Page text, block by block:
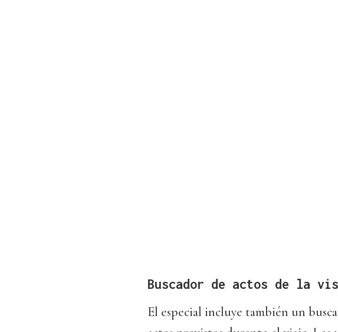
Buscador de actos de la
El especial incluye también un